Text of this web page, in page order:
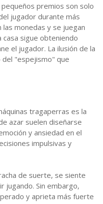
premios son solo
jugador durante más
monedas y se juegan
sigue obteniendo
el jugador. La ilusión de la
del "espejismo" que
tragaperras es la
azar suelen diseñarse
y ansiedad en el
impulsivas y
de suerte, se siente
jugando. Sin embargo,
y aprieta más fuerte